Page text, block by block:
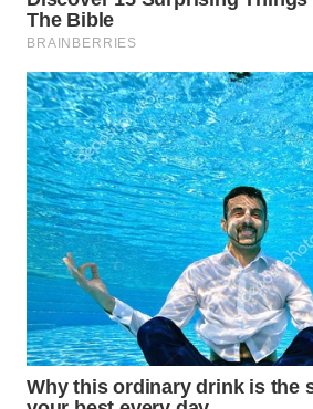
KONSUMEN
WAHANA
LISTRIK
WAHANA
TRAVEL
WAHANA
TV
WAHANANEWS
ID
WAHANANEWS